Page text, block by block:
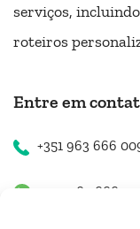
serviços,
roteiros
Entre em
+351 963 666
+351 963 666 009